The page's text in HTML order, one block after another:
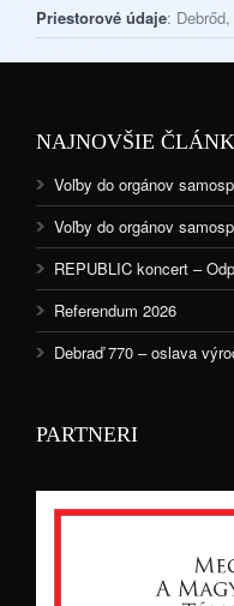
Priestorové údaje: Debrőd,
NAJNOVŠIE
Voľby do orgánov
Voľby do orgánov
REPUBLIC koncert –
Referendum 2026
Debraď 770 – oslava
PARTNERI